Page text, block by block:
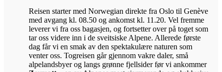
Reisen starter med Norwegian direkte fra Oslo til Genève
med avgang kl. 08.50 og ankomst kl. 11.20. Vel fremme
leverer vi fra oss bagasjen, og fortsetter over på toget som
tar oss videre inn i de sveitsiske Alpene. Allerede første
dag får vi en smak av den spektakulære naturen som
venter oss. Togreisen går gjennom vakre daler, små
alpelandsbyer og langs grønne fjellsider før vi ankommer